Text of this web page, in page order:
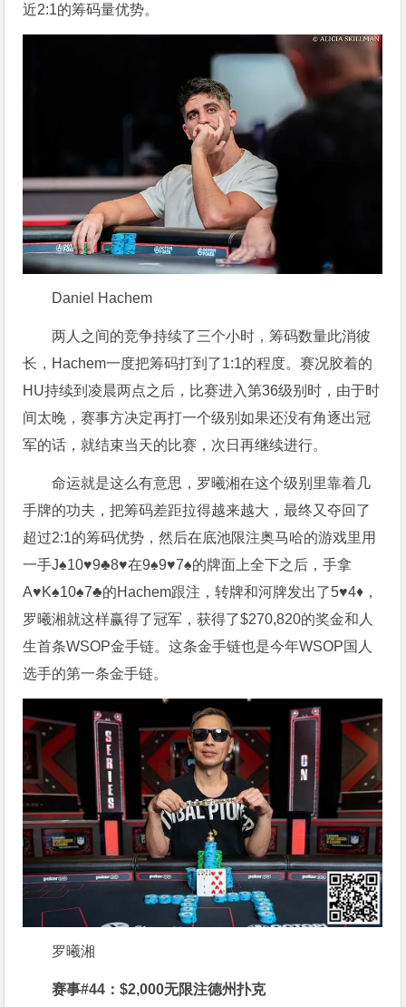
近2:1的筹码量优势。
Daniel Hachem
两人之间的竞争持续了三个小时，筹码数量此消彼
长，Hachem一度把筹码打到了1:1的程度。赛况胶着的
HU持续到凌晨两点之后，比赛进入第36级别时，由于时
间太晚，赛事方决定再打一个级别如果还没有角逐出冠
军的话，就结束当天的比赛，次日再继续进行。
命运就是这么有意思，罗曦湘在这个级别里靠着几
手牌的功夫，把筹码差距拉得越来越大，最终又夺回了
超过2:1的筹码优势，然后在底池限注奥马哈的游戏里用
一手J♠10♥9♣8♥在9♠9♥7♠的牌面上全下之后，手拿
A♥K♠10♠7♣的Hachem跟注，转牌和河牌发出了5♥4♦，
罗曦湘就这样赢得了冠军，获得了$270,820的奖金和人
生首条WSOP金手链。这条金手链也是今年WSOP国人
选手的第一条金手链。
罗曦湘
赛事#44：$2,000无限注德州扑克